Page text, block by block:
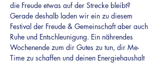
die Freude etwas auf der Strecke bleibt?
Gerade deshalb laden wir ein zu diesem
Festival der Freude & Gemeinschaft aber auch
Ruhe und Entschleunigung. Ein nährendes
Wochenende zum dir Gutes zu tun, dir Me-
Time zu schaffen und deinen Energiehaushalt